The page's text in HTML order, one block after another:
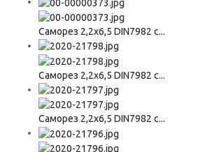
Саморез 2,2х6,5 DIN7982 с...
Саморез 2,2х6,5 DIN7982 с...
Саморез 2,2х6,5 DIN7982 с...